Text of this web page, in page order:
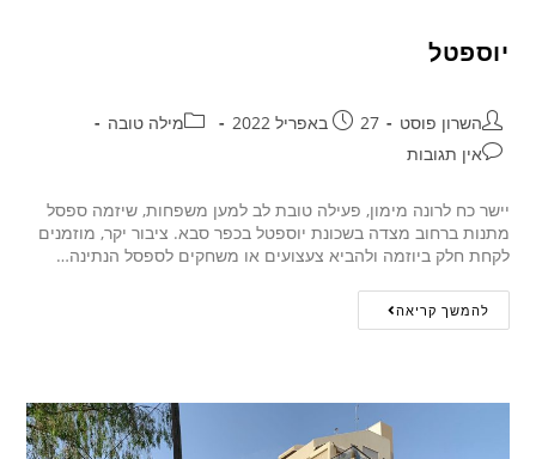
יוספטל
השרון פוסט 27 באפריל 2022
מילה טובה
אין תגובות
יישר כח לרונה מימון, פעילה טובת לב למען משפחות, שיזמה ספסל
מתנות ברחוב מצדה בשכונת יוספטל בכפר סבא. ציבור יקר, מוזמנים
לקחת חלק ביוזמה ולהביא צעצועים או משחקים לספסל הנתינה…
להמשך קריאה